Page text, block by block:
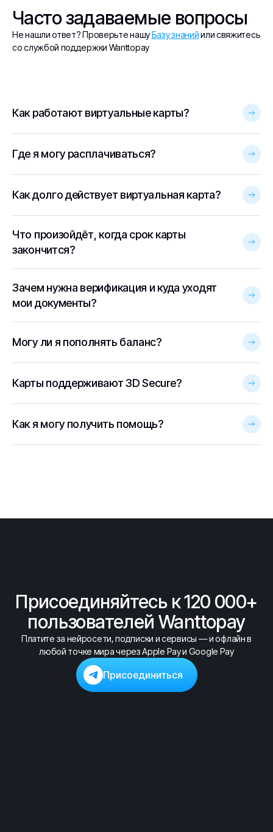
Часто задаваемые вопросы
Не нашли ответ? Проверьте нашуБазу знанийили свяжитесь
со службой поддержки Wanttopay
Как работают виртуальные карты?
Где я могу расплачиваться?
Как долго действует виртуальная карта?
Что произойдёт, когда срок карты
закончится?
Зачем нужна верификация и куда уходят
мои документы?
Могу ли я пополнять баланс?
Карты поддерживают 3D Secure?
Как я могу получить помощь?
Присоединяйтесь к 120 000+
пользователей Wanttopay
Платите за нейросети, подписки и сервисы — и офлайн в
любой точке мира через Apple Pay и Google Pay
Присоединиться